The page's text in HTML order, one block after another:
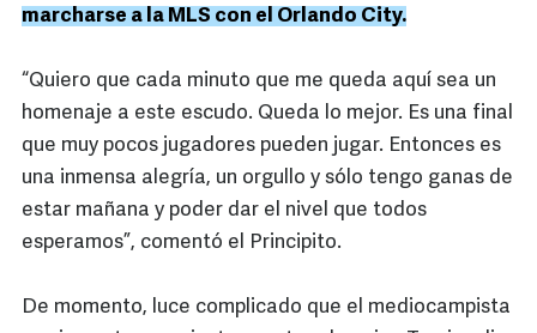
marcharse a la MLS con el Orlando City.
“Quiero que cada minuto que me queda aquí sea un
homenaje a este escudo. Queda lo mejor. Es una final
que muy pocos jugadores pueden jugar. Entonces es
una inmensa alegría, un orgullo y sólo tengo ganas de
estar mañana y poder dar el nivel que todos
esperamos”, comentó el Principito.
De momento, luce complicado que el mediocampista